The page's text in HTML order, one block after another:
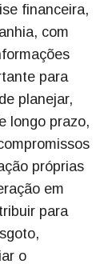
financeira,
com
para
planejar,
longo prazo,
próprias
em
para
o